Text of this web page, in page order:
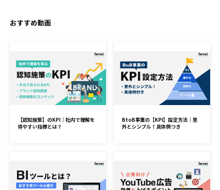
おすすめ動画
【認知施策】のKPI｜社内で理解を
得やすい指標とは？
BtoB事業の【KPI】設定方法｜意
外とシンプル！具体例つき